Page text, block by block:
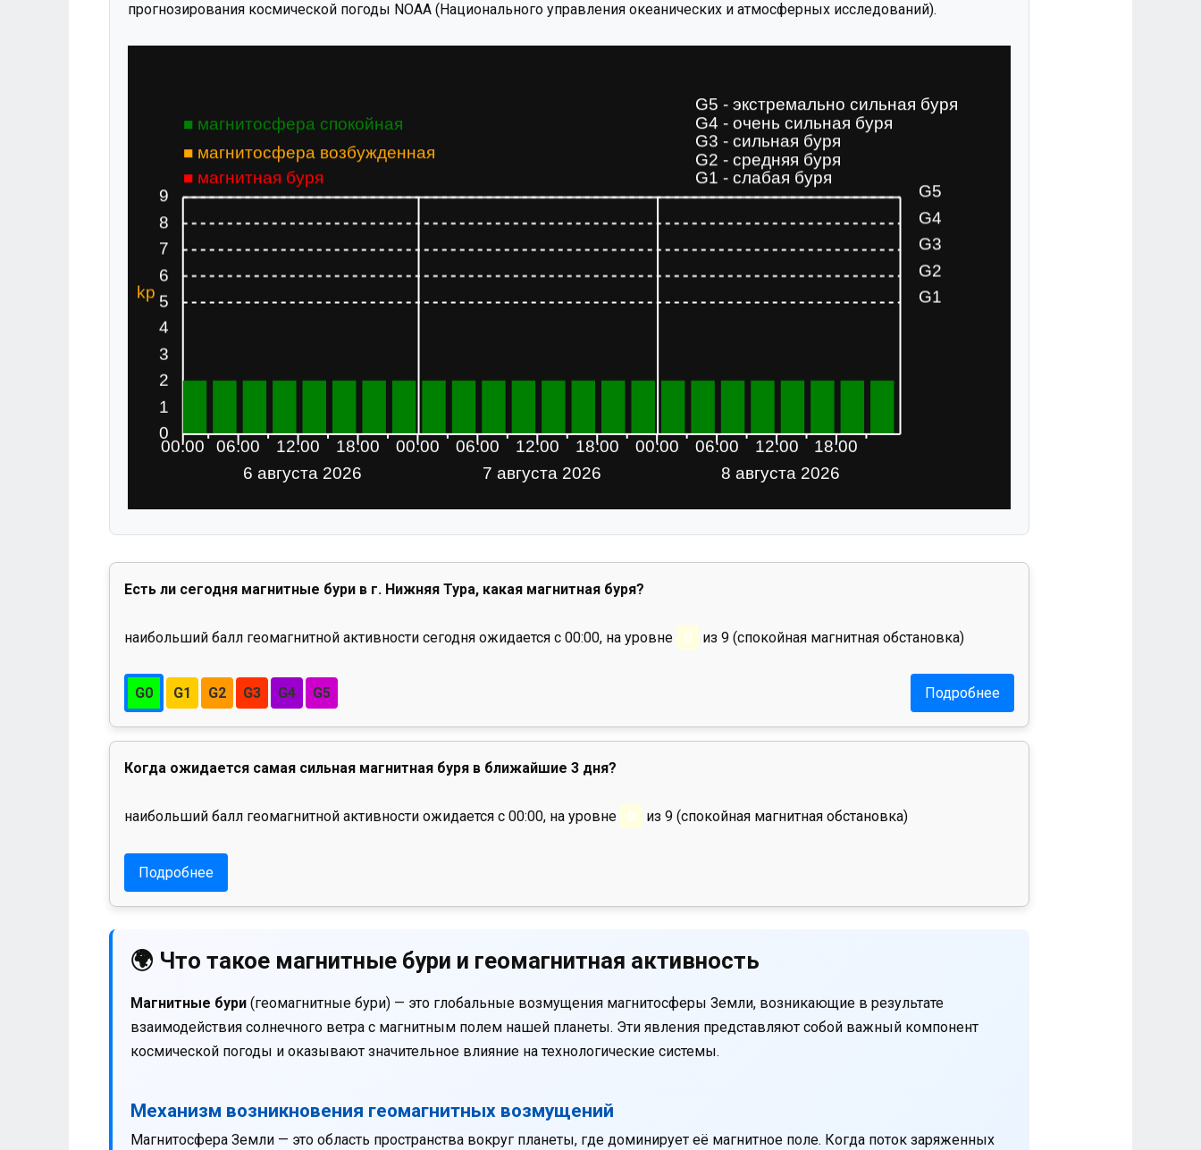
прогнозирования космической погоды NOAA (Национального управления океанических и атмосферных исследований).
Есть ли сегодня магнитные бури в г. Нижняя Тура, какая магнитная буря?
наибольший балл геомагнитной активности сегодня ожидается с 00:00, на уровне 0 из 9 (спокойная магнитная обстановка)
G0 G1 G2 G3 G4 G5 Подробнее
Когда ожидается самая сильная магнитная буря в ближайшие 3 дня?
наибольший балл геомагнитной активности ожидается с 00:00, на уровне 0 из 9 (спокойная магнитная обстановка)
Подробнее
🌍 Что такое магнитные бури и геомагнитная активность
Магнитные бури (геомагнитные бури) — это глобальные возмущения магнитосферы Земли, возникающие в результате
взаимодействия солнечного ветра с магнитным полем нашей планеты. Эти явления представляют собой важный компонент
космической погоды и оказывают значительное влияние на технологические системы.
Механизм возникновения геомагнитных возмущений
Магнитосфера Земли — это область пространства вокруг планеты, где доминирует её магнитное поле. Когда поток заряженных